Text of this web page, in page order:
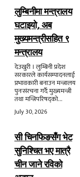
लुम्बिनीमा मन्त्रालय
घटाइयो, अब
मुख्यमन्त्रीसहित ९
मन्त्रालय
देउखुरी । लुम्बिनी प्रदेश
सरकारले कार्यसम्पादनलाई
प्रभावकारी बनाउन मन्त्रालय
पुनःसंरचना गर्दै मुख्यमन्त्री
तथा मन्त्रिपरिषद्को...
July 30, 2026
सी चिनफिङसँग भेट
सुनिश्चित भए मात्रै
चीन जाने रविको